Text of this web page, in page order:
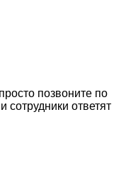
позвоните по
ответят